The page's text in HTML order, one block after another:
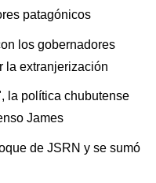
patagónicos
los gobernadores
la extranjerización
la política chubutense
James
de JSRN y se sumó